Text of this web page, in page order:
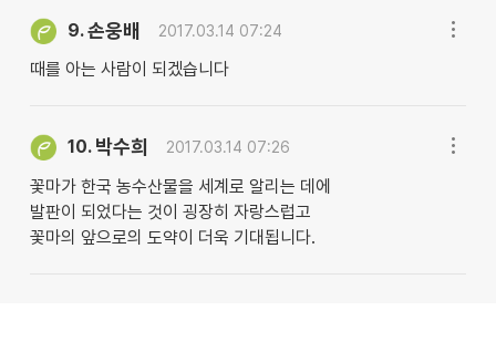
9.손웅배 2017.03.14 07:24
때를 아는 사람이 되겠습니다
10. 박수희 2017.03.14 07:26
꽃마가 한국 농수산물을 세계로 알리는 데에
발판이 되었다는 것이 굉장히 자랑스럽고
꽃마의 앞으로의 도약이 더욱 기대됩니다.